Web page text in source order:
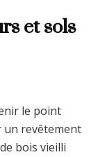
et sols
le point
un revêtement
bois vieilli